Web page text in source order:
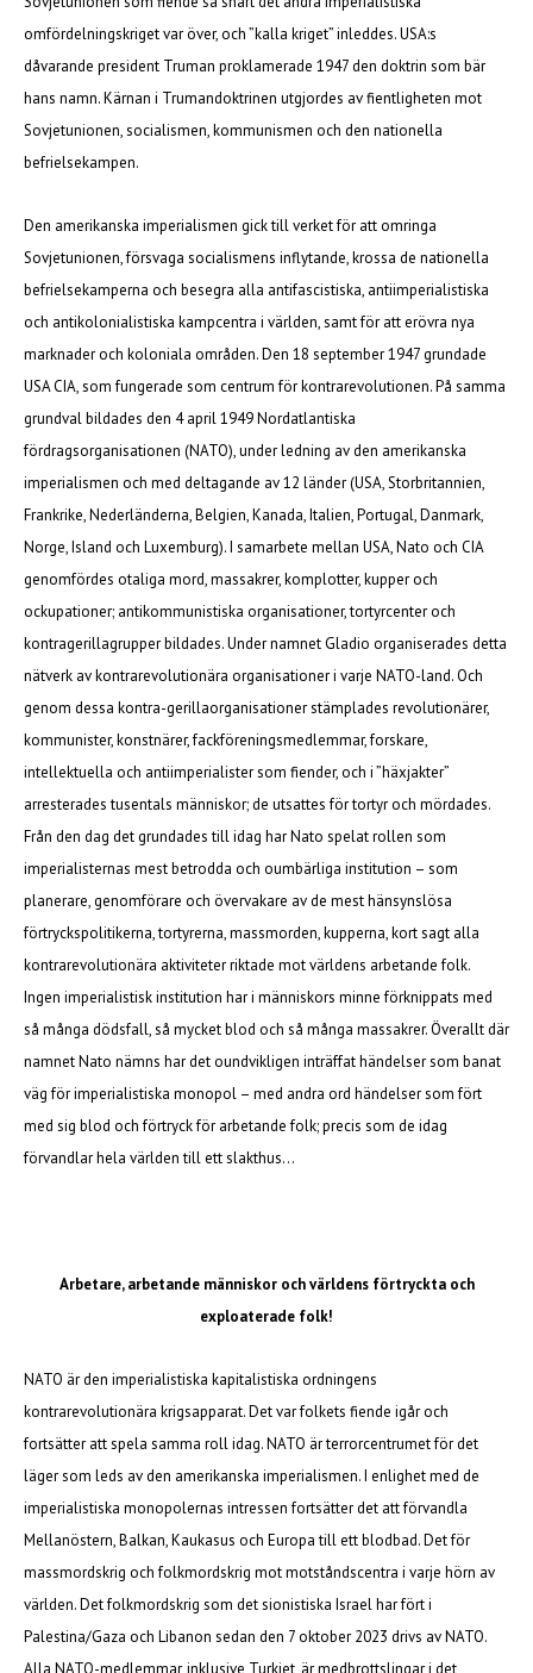
omfördelningskriget var över, och ”kalla kriget” inleddes. USA:s
dåvarande president Truman proklamerade 1947 den doktrin som bär
hans namn. Kärnan i Trumandoktrinen utgjordes av fientligheten mot
Sovjetunionen, socialismen, kommunismen och den nationella
befrielsekampen.
Den amerikanska imperialismen gick till verket för att omringa
Sovjetunionen, försvaga socialismens inflytande, krossa de nationella
befrielsekamperna och besegra alla antifascistiska, antiimperialistiska
och antikolonialistiska kampcentra i världen, samt för att erövra nya
marknader och koloniala områden. Den 18 september 1947 grundade
USA CIA, som fungerade som centrum för kontrarevolutionen. På samma
grundval bildades den 4 april 1949 Nordatlantiska
fördragsorganisationen (NATO), under ledning av den amerikanska
imperialismen och med deltagande av 12 länder (USA, Storbritannien,
Frankrike, Nederländerna, Belgien, Kanada, Italien, Portugal, Danmark,
Norge, Island och Luxemburg). I samarbete mellan USA, Nato och CIA
genomfördes otaliga mord, massakrer, komplotter, kupper och
ockupationer; antikommunistiska organisationer, tortyrcenter och
kontragerillagrupper bildades. Under namnet Gladio organiserades detta
nätverk av kontrarevolutionära organisationer i varje NATO-land. Och
genom dessa kontra-gerillaorganisationer stämplades revolutionärer,
kommunister, konstnärer, fackföreningsmedlemmar, forskare,
intellektuella och antiimperialister som fiender, och i ”häxjakter”
arresterades tusentals människor; de utsattes för tortyr och mördades.
Från den dag det grundades till idag har Nato spelat rollen som
imperialisternas mest betrodda och oumbärliga institution – som
planerare, genomförare och övervakare av de mest hänsynslösa
förtryckspolitikerna, tortyrerna, massmorden, kupperna, kort sagt alla
kontrarevolutionära aktiviteter riktade mot världens arbetande folk.
Ingen imperialistisk institution har i människors minne förknippats med
så många dödsfall, så mycket blod och så många massakrer. Överallt där
namnet Nato nämns har det oundvikligen inträffat händelser som banat
väg för imperialistiska monopol – med andra ord händelser som fört
med sig blod och förtryck för arbetande folk; precis som de idag
förvandlar hela världen till ett slakthus…
Arbetare, arbetande människor och världens förtryckta och
exploaterade folk!
NATO är den imperialistiska kapitalistiska ordningens
kontrarevolutionära krigsapparat. Det var folkets fiende igår och
fortsätter att spela samma roll idag. NATO är terrorcentrumet för det
läger som leds av den amerikanska imperialismen. I enlighet med de
imperialistiska monopolernas intressen fortsätter det att förvandla
Mellanöstern, Balkan, Kaukasus och Europa till ett blodbad. Det för
massmordskrig och folkmordskrig mot motståndscentra i varje hörn av
världen. Det folkmordskrig som det sionistiska Israel har fört i
Palestina/Gaza och Libanon sedan den 7 oktober 2023 drivs av NATO.